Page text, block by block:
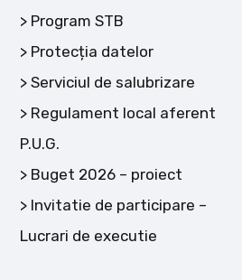
Program STB
Protecția datelor
Serviciul de salubrizare
Regulament local aferent
P.U.G.
Buget 2026 – proiect
Invitatie de participare –
Lucrari de executie